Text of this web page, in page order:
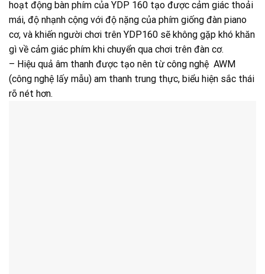
hoạt động bàn phím của YDP 160 tạo được cảm giác thoải
mái, độ nhạnh cộng với độ nặng của phím giống đàn piano
cơ, và khiến người chơi trên YDP160 sẽ không gặp khó khăn
gì về cảm giác phím khi chuyển qua chơi trên đàn cơ.
– Hiệu quả âm thanh được tạo nên từ công nghệ AWM
(công nghệ lấy mẫu) am thanh trung thực, biểu hiện sắc thái
rõ nét hơn.